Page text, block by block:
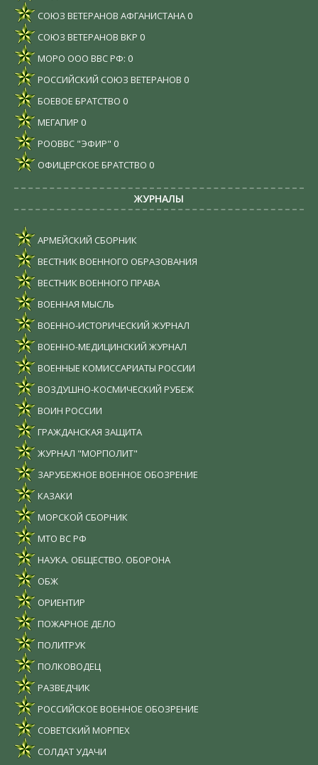
СОЮЗ ВЕТЕРАНОВ АФГАНИСТАНА 0
СОЮЗ ВЕТЕРАНОВ ВКР 0
МОРО ООО ВВС РФ: 0
РОССИЙСКИЙ СОЮЗ ВЕТЕРАНОВ 0
БОЕВОЕ БРАТСТВО 0
МЕГАПИР 0
РООВВС "ЭФИР" 0
ОФИЦЕРСКОЕ БРАТСТВО 0
ЖУРНАЛЫ
АРМЕЙСКИЙ СБОРНИК
ВЕСТНИК ВОЕННОГО ОБРАЗОВАНИЯ
ВЕСТНИК ВОЕННОГО ПРАВА
ВОЕННАЯ МЫСЛЬ
ВОЕННО-ИСТОРИЧЕСКИЙ ЖУРНАЛ
ВОЕННО-МЕДИЦИНСКИЙ ЖУРНАЛ
ВОЕННЫЕ КОМИССАРИАТЫ РОССИИ
ВОЗДУШНО-КОСМИЧЕСКИЙ РУБЕЖ
ВОИН РОССИИ
ГРАЖДАНСКАЯ ЗАЩИТА
ЖУРНАЛ "МОРПОЛИТ"
ЗАРУБЕЖНОЕ ВОЕННОЕ ОБОЗРЕНИЕ
КАЗАКИ
МОРСКОЙ СБОРНИК
МТО ВС РФ
НАУКА. ОБЩЕСТВО. ОБОРОНА
ОБЖ
ОРИЕНТИР
ПОЖАРНОЕ ДЕЛО
ПОЛИТРУК
ПОЛКОВОДЕЦ
РАЗВЕДЧИК
РОССИЙСКОЕ ВОЕННОЕ ОБОЗРЕНИЕ
СОВЕТСКИЙ МОРПЕХ
СОЛДАТ УДАЧИ